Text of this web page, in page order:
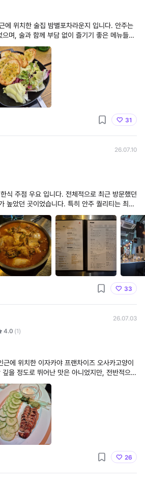
위치한 술집 밤별포차라운지 입니다. 안주는
며, 술과 함께 부담 없이 즐기기 좋은 메뉴들로
자극적이거나 화려한 느낌보다는 누구나 편하게
31
26.07.10
니다. 전체적으로 최근 방문했던
높았던 곳이었습니다. 특히 안주 퀄리티는 최근
꼽을 정도로 뛰어났으며, 음식 하나하나 완성도
33
26.07.03
4.0 (1)
에 위치한 이자카야 프랜차이즈 오사카고양이
은 메뉴들로 구성되어 있었습니다. 가볍게 한잔
26